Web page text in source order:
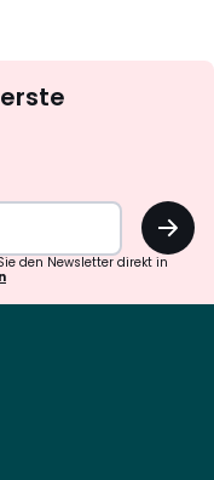
OK
den Newsletter direkt in